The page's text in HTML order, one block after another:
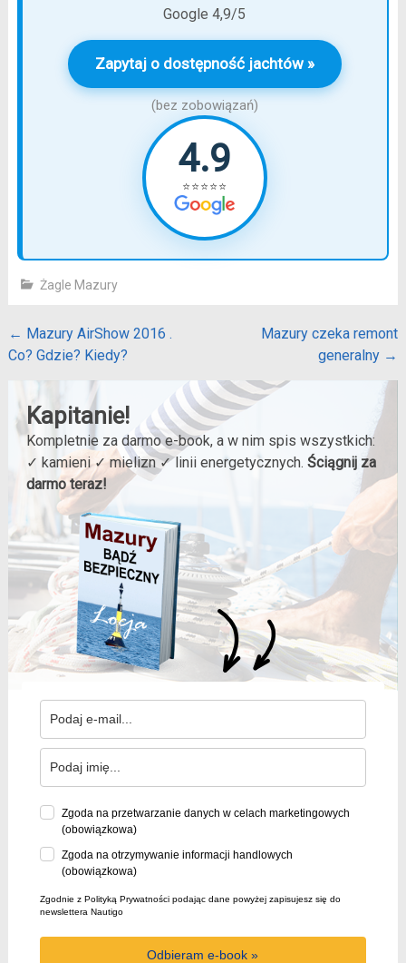
Google 4,9/5
Zapytaj o dostępność jachtów »
(bez zobowiązań)
4.9
⭐⭐⭐⭐⭐
Żagle Mazury
Post
navigation
← Mazury AirShow 2016 .
Co? Gdzie? Kiedy?
Mazury czeka remont
generalny →
Kapitanie!
Kompletnie za darmo e-book, a w nim spis wszystkich:
✓ kamieni ✓ mielizn ✓ linii energetycznych.Ściągnij za
darmo teraz!
Zgoda na przetwarzanie danych w celach marketingowych
(obowiązkowa)
Zgoda na otrzymywanie informacji handlowych
(obowiązkowa)
Zgodnie z Polityką Prywatności podając dane powyżej zapisujesz się do
newslettera Nautigo
Odbieram e-book »